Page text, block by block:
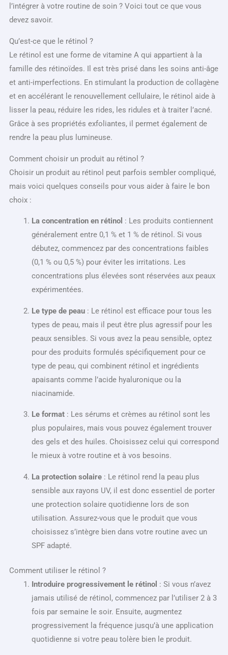
l’intégrer à votre routine de soin ? Voici tout ce que vous
devez savoir.
Qu’est-ce que le rétinol ?
Le rétinol est une forme de vitamine A qui appartient à la
famille des rétinoïdes. Il est très prisé dans les soins anti-âge
et anti-imperfections. En stimulant la production de collagène
et en accélérant le renouvellement cellulaire, le rétinol aide à
lisser la peau, réduire les rides, les ridules et à traiter l’acné.
Grâce à ses propriétés exfoliantes, il permet également de
rendre la peau plus lumineuse.
Comment choisir un produit au rétinol ?
Choisir un produit au rétinol peut parfois sembler compliqué,
mais voici quelques conseils pour vous aider à faire le bon
choix :
La concentration en rétinol : Les produits contiennent
généralement entre 0,1 % et 1 % de rétinol. Si vous
débutez, commencez par des concentrations faibles
(0,1 % ou 0,5 %) pour éviter les irritations. Les
concentrations plus élevées sont réservées aux peaux
expérimentées.
Le type de peau: Le rétinol est efficace pour tous les
types de peau, mais il peut être plus agressif pour les
peaux sensibles. Si vous avez la peau sensible, optez
pour des produits formulés spécifiquement pour ce
type de peau, qui combinent rétinol et ingrédients
apaisants comme l’acide hyaluronique ou la
niacinamide.
Le format: Les sérums et crèmes au rétinol sont les
plus populaires, mais vous pouvez également trouver
des gels et des huiles. Choisissez celui qui correspond
le mieux à votre routine et à vos besoins.
La protection solaire: Le rétinol rend la peau plus
sensible aux rayons UV, il est donc essentiel de porter
une protection solaire quotidienne lors de son
utilisation. Assurez-vous que le produit que vous
choisissez s’intègre bien dans votre routine avec un
SPF adapté.
Comment utiliser le rétinol ?
Introduire progressivement le rétinol : Si vous n’avez
jamais utilisé de rétinol, commencez par l’utiliser 2 à 3
fois par semaine le soir. Ensuite, augmentez
progressivement la fréquence jusqu’à une application
quotidienne si votre peau tolère bien le produit.